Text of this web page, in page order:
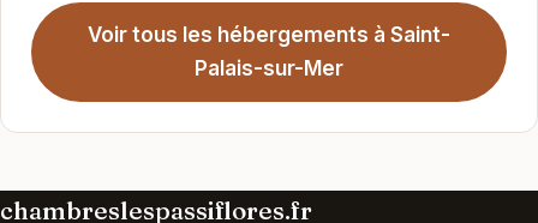
Voir tous les hébergements à Saint-
Palais-sur-Mer
chambreslespassiflores.fr